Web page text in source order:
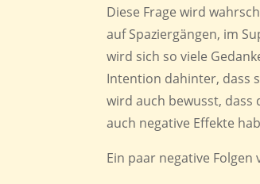
Diese Frage wird
auf Spaziergängen, im
wird sich so viele
Intention dahinter, dass
wird auch bewusst,
auch negative Effekte
Ein paar negative Folgen